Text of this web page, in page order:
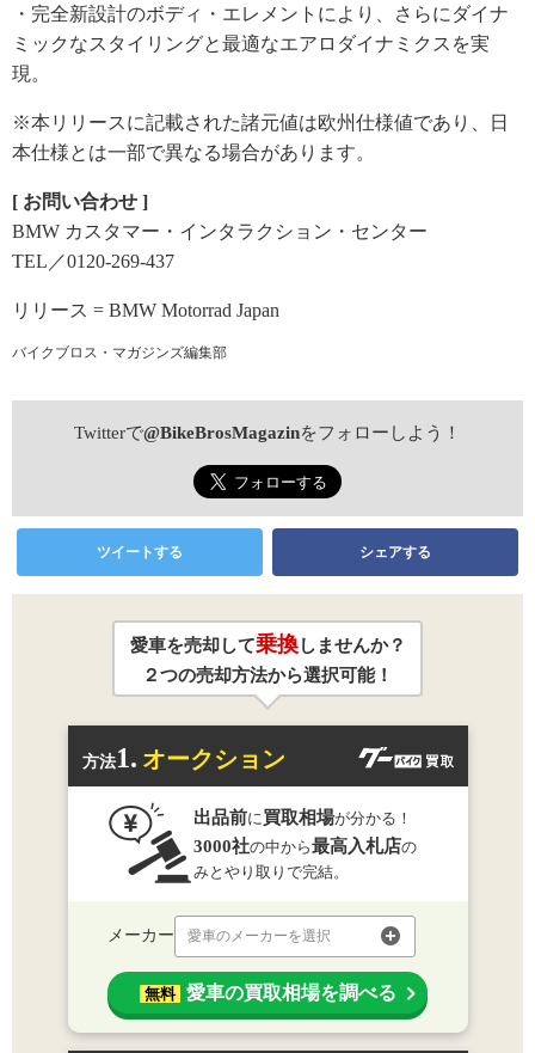
・完全新設計のボディ・エレメントにより、さらにダイナ
ミックなスタイリングと最適なエアロダイナミクスを実
現。
※本リリースに記載された諸元値は欧州仕様値であり、日
本仕様とは一部で異なる場合があります。
[ お問い合わせ ]
BMW カスタマー・インタラクション・センター
TEL／0120-269-437
リリース = BMW Motorrad Japan
バイクブロス・マガジンズ編集部
Twitterで@BikeBrosMagazinをフォローしよう！
ツイートする シェアする
愛車を売却して乗換しませんか？
２つの売却方法から選択可能！
方法1. オークション
出品前に 買取相場が分かる！
3000社の中から最高入札店の
みとやり取りで完結。
メーカー 愛車のメーカーを選択
無料 愛車の買取相場を調べる